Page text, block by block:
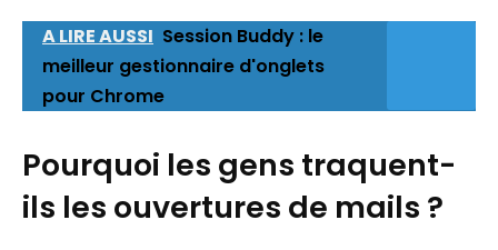
A LIRE AUSSI Session Buddy : le
meilleur gestionnaire d'onglets
pour Chrome
Pourquoi les gens traquent-
ils les ouvertures de mails ?